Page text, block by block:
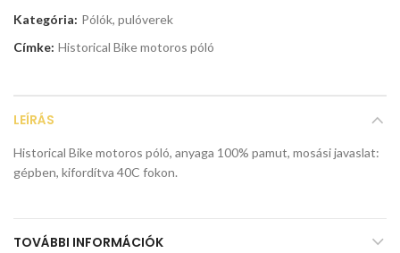
Kategória: Pólók, pulóverek
Címke: Historical Bike motoros póló
LEÍRÁS
Historical Bike motoros póló, anyaga 100% pamut, mosási javaslat:
gépben, kifordítva 40C fokon.
TOVÁBBI INFORMÁCIÓK